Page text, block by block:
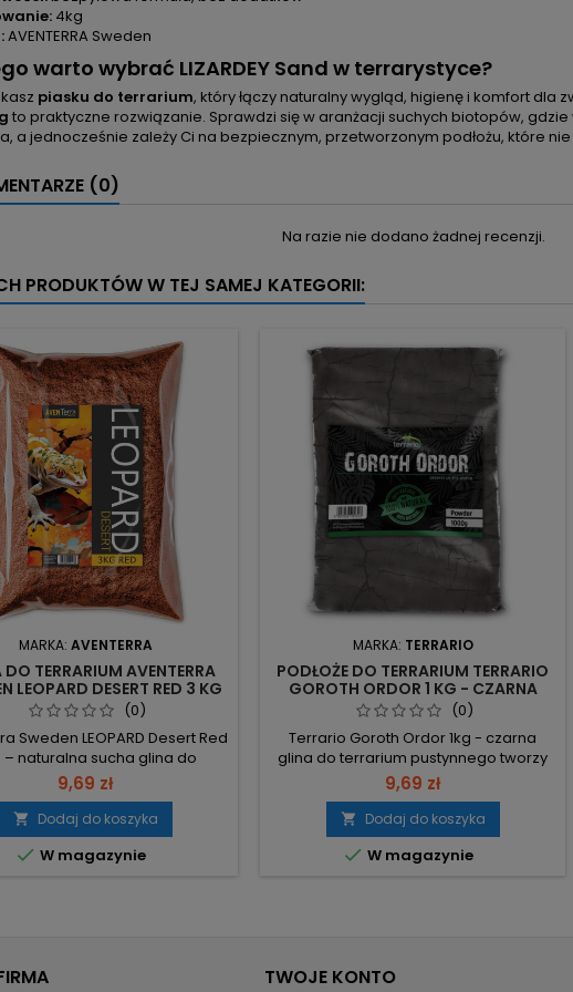
4kg
AVENTERRA Sweden
warto wybrać LIZARDEY Sand w terrarystyce?
piasku do terrarium, który łączy naturalny wygląd, higienę i komfort dla
to praktyczne rozwiązanie. Sprawdzi się w aranżacji suchych biotopów,
a jednocześnie zależy Ci na bezpiecznym, przetworzonym podłożu, które
(0)
Na razie nie dodano żadnej recenzji.
PRODUKTÓW W TEJ SAMEJ KATEGORII:
MARKA: AVENTERRA
DO TERRARIUM AVENTERRA
LEOPARD DESERT RED 3 KG
(0)
Sweden LEOPARD Desert Red
– naturalna sucha glina do
tworzy efekt popękanej
ziemi. Bez chemii,
dla gadów pustynnych.
3 kg – ilość przeznaczona
twardego, suchego
9,69 zł
 Dodaj do koszyka
 W magazynie
MARKA: TERRARIO
PODŁOŻE DO TERRARIUM TERRARIO
GOROTH ORDOR 1 KG - CZARNA
GLINA PUSTYNNA
(0)
Terrario Goroth Ordor 1kg - czarna
glina do terrarium pustynnego tworzy
po wyschnięciu naturalny efekt spękań,
nadając aranżacji głębi i surowy
charakter. Opakowanie: 1 kg – porcja
do pojedynczej aranżacji terrarium.
Kolor: czarny po wyschnięciu – głębia i
9,69 zł
 Dodaj do koszyka
 W magazynie
TWOJE KONTO